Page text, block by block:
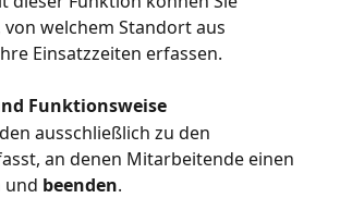
welchem Standort aus
Einsatzzeiten erfassen.
Funktionsweise
ausschließlich zu den
an denen Mitarbeitende einen
und beenden.